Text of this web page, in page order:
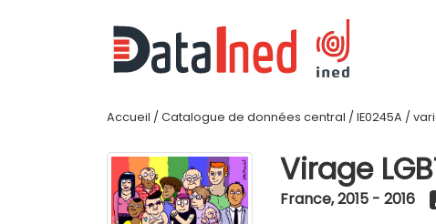
Accueil / Catalogue de données central / IE0245A /
Virage
France,2015 - 2016